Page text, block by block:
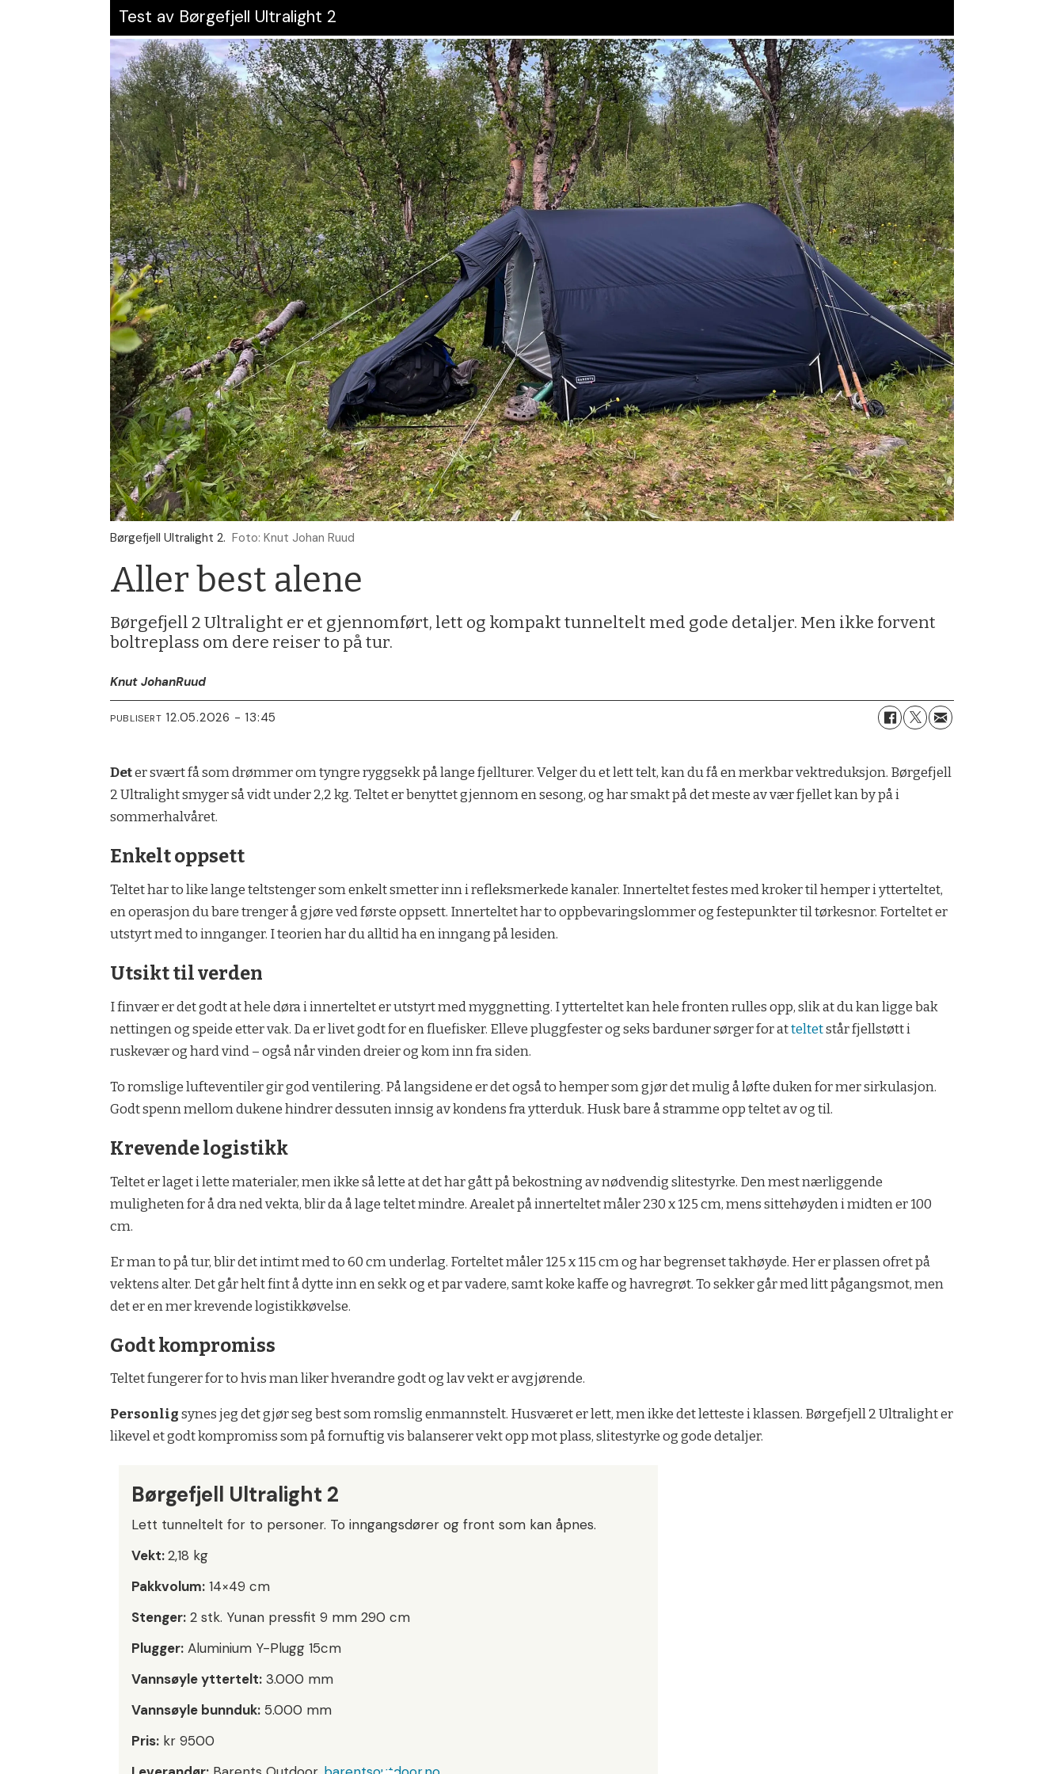
Test av Børgefjell Ultralight 2
Børgefjell Ultralight 2. Foto: Knut Johan Ruud
Aller best alene
Børgefjell 2 Ultralight er et gjennomført, lett og kompakt tunneltelt med gode detaljer. Men ikke forvent
boltreplass om dere reiser to på tur.
Knut JohanRuud
PUBLISERT 12.05.2026 - 13:45
Deter svært få som drømmer om tyngre ryggsekk på lange fjellturer. Velger du et lett telt, kan du få en merkbar vektreduksjon. Børgefjell
2 Ultralight smyger så vidt under 2,2 kg. Teltet er benyttet gjennom en sesong, og har smakt på det meste av vær fjellet kan by på i
sommerhalvåret.
Enkelt oppsett
Teltet har to like lange teltstenger som enkelt smetter inn i refleksmerkede kanaler. Innerteltet festes med kroker til hemper i ytterteltet,
en operasjon du bare trenger å gjøre ved første oppsett. Innerteltet har to oppbevaringslommer og festepunkter til tørkesnor. Forteltet er
utstyrt med to innganger. I teorien har du alltid ha en inngang på lesiden.
Utsikt til verden
I finvær er det godt at hele døra i innerteltet er utstyrt med myggnetting. I ytterteltet kan hele fronten rulles opp, slik at du kan ligge bak
nettingen og speide etter vak. Da er livet godt for en fluefisker. Elleve pluggfester og seks barduner sørger for atteltetstår fjellstøtt i
ruskevær og hard vind – også når vinden dreier og kom inn fra siden.
To romslige lufteventiler gir god ventilering. På langsidene er det også to hemper som gjør det mulig å løfte duken for mer sirkulasjon.
Godt spenn mellom dukene hindrer dessuten innsig av kondens fra ytterduk. Husk bare å stramme opp teltet av og til.
Krevende logistikk
Teltet er laget i lette materialer, men ikke så lette at det har gått på bekostning av nødvendig slitestyrke. Den mest nærliggende
muligheten for å dra ned vekta, blir da å lage teltet mindre. Arealet på innerteltet måler 230 x 125 cm, mens sittehøyden i midten er 100
cm.
Er man to på tur, blir det intimt med to 60 cm underlag. Forteltet måler 125 x 115 cm og har begrenset takhøyde. Her er plassen ofret på
vektens alter. Det går helt fint å dytte inn en sekk og et par vadere, samt koke kaffe og havregrøt. To sekker går med litt pågangsmot, men
det er en mer krevende logistikkøvelse.
Godt kompromiss
Teltet fungerer for to hvis man liker hverandre godt og lav vekt er avgjørende.
Personligsynes jeg det gjør seg best som romslig enmannstelt. Husværet er lett, men ikke det letteste i klassen. Børgefjell 2 Ultralight er
likevel et godt kompromiss som på fornuftig vis balanserer vekt opp mot plass, slitestyrke og gode detaljer.
Børgefjell Ultralight 2
Lett tunneltelt for to personer. To inngangsdører og front som kan åpnes.
Vekt:2,18 kg
Pakkvolum: 14×49 cm
Stenger: 2 stk. Yunan pressfit 9 mm 290 cm
Plugger: Aluminium Y-Plugg 15cm
Vannsøyle yttertelt: 3.000 mm
Vannsøyle bunnduk: 5.000 mm
Pris: kr 9500